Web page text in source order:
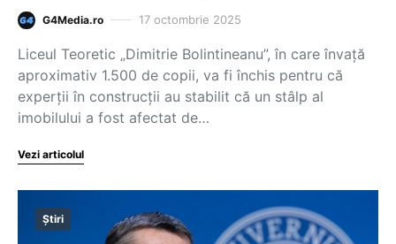
G4Media.ro 17 octombrie 2025
Liceul Teoretic „Dimitrie Bolintineanu”, în care învaţă
aproximativ 1.500 de copii, va fi închis pentru că
experţii în construcţii au stabilit că un stâlp al
imobilului a fost afectat de…
Vezi articolul
Știri